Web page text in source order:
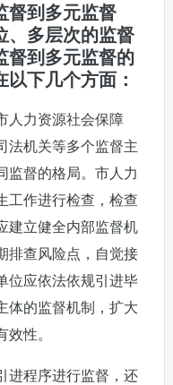
督到多元监督
、多层次的监督
督到多元监督的
下几个方面：
人力资源社会保障
法机关等多个监督主
监督的格局。市人力
工作进行检查，检查
建立健全内部监督机
排查风险点，自觉接
位应依法依规引进毕
体的监督机制，扩大
性。
进程序进行监督，还